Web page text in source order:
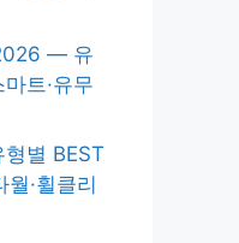
— 유
트·유무
별 BEST
월·휠클리